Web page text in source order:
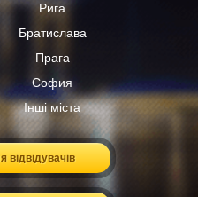
Рига
Братислава
Прага
София
Інші міста
відвідувачів